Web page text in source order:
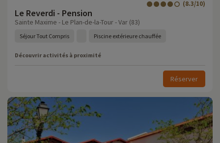
Le Reverdi - Pension
(8.3/10)
Sainte Maxime - Le Plan-de-la-Tour - Var (83)
Séjour Tout Compris Piscine extérieure chauffée
Découvrir activités à proximité
Réserver